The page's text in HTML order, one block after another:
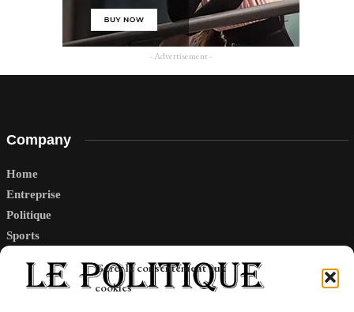
Gérer le consentement aux
cookies
- Advertisement -
Company
Home
Entreprise
Politique
Sports